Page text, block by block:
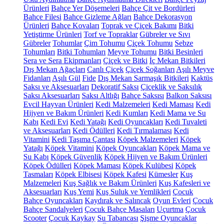
Ürünleri Bahçe Yer Döşemeleri Bahçe Çit ve Bordürleri
Bahçe Filesi Bahçe Gizleme Ağları Bahçe Dekorasyon
Ürünleri Bahçe Kovaları Toprak ve Çiçek Bakımı Bitki
Yetiştirme Ürünleri Torf ve Topraklar Gübreler ve Sıvı
Gübreler Tohumlar Çim Tohumu Çiçek Tohumu Sebze
Tohumları Bitki Tohumları Meyve Tohumu Bitki Besinleri
Sera ve Sera Ekipmanları Çiçek ve Bitki İç Mekan Bitkileri
Dış Mekan Ağaçları Canlı Çiçek Çiçek Soğanları Aşılı Meyve
Fidanları Aşılı Gül Fide Dış Mekan Sarmaşık Bitkileri Kaktüs
Saksı ve Aksesuarları Dekoratif Saksı Çiçeklik ve Saksılık
Saksı Aksesuarları Saksı Altlığı Bahçe Saksısı Balkon Saksısı
Evcil Hayvan Ürünleri Kedi Malzemeleri Kedi Maması Kedi
Hijyen ve Bakım Ürünleri Kedi Kumları Kedi Mama ve Su
Kabı Kedi Evi Kedi Yatağı Kedi Oyuncakları Kedi Tuvaleti
ve Aksesuarları Kedi Ödülleri Kedi Tırmalaması Kedi
Vitamini Kedi Taşıma Çantası Köpek Malzemeleri Köpek
Yatağı Köpek Vitamini Köpek Oyuncakları Köpek Mama ve
Su Kabı Köpek Güvenlik Köpek Hijyen ve Bakım Ürünleri
Köpek Ödülleri Köpek Maması Köpek Kulübesi Köpek
Tasmaları Köpek Elbisesi Köpek Kafesi Kümesler Kuş
Malzemeleri Kuş Sağlık ve Bakım Ürünleri Kuş Kafesleri ve
Aksesuarları Kuş Yemi Kuş Suluk ve Yemlikleri Çocuk
Bahçe Oyuncakları Kaydırak ve Salıncak Oyun Evleri Çocuk
Bahçe Sandalyeleri Çocuk Bahçe Masaları Uçurtma Çocuk
Scooter Çocuk Kaykay Su Tabancası Şişme Oyuncaklar